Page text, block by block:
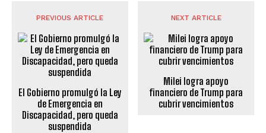
PREVIOUS ARTICLE
El Gobierno promulgó la Ley
de Emergencia en
Discapacidad, pero queda
suspendida
NEXT ARTICLE
Milei logra apoyo
financiero de Trump para
cubrir vencimientos